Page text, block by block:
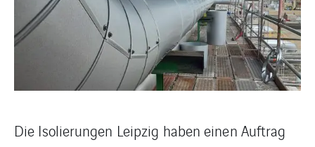
Die Isolierungen Leipzig haben einen Auftrag